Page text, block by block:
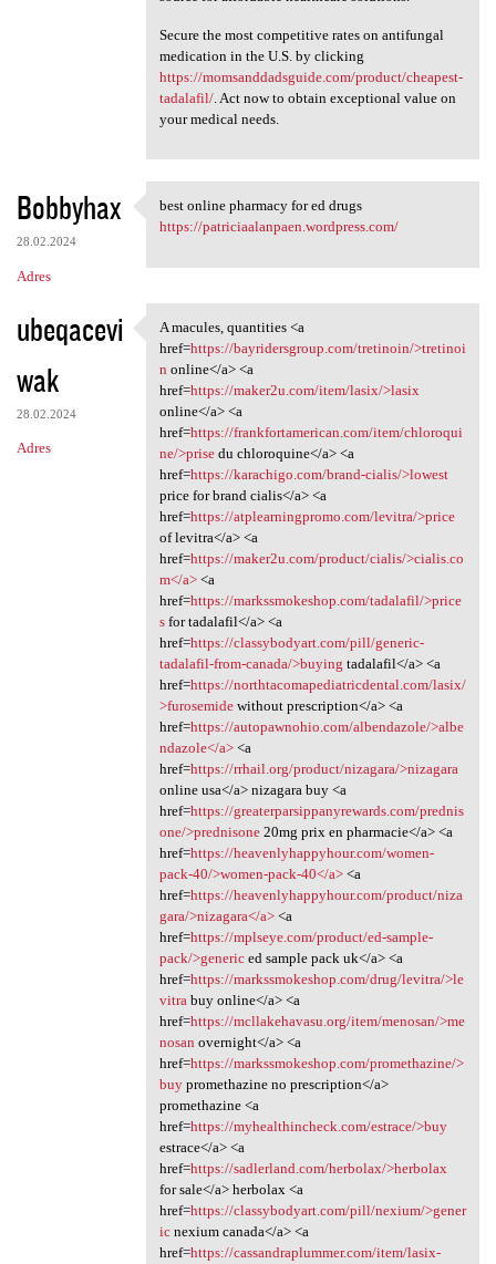
Secure the most competitive rates on antifungal
medication in the U.S. by clicking
https://momsanddadsguide.com/product/cheapest-
tadalafil/. Act now to obtain exceptional value on
your medical needs.
Bobbyhax
28.02.2024
Adres
best online pharmacy for ed
best online pharmacy for ed drugs
https://patriciaalanpaen.wordpress.com/
ubeqacevi
wak
28.02.2024
Adres
A macules, quantities <a href
A macules, quantities <a
href=https://bayridersgroup.com/tretinoin/>tretinoi
n online</a> <a
href=https://maker2u.com/item/lasix/>lasix
online</a> <a
href=https://frankfortamerican.com/item/chloroqui
ne/>prisedu chloroquine</a> <a
href=https://karachigo.com/brand-cialis/>lowest
price for brand cialis</a> <a
href=https://atplearningpromo.com/levitra/>price
of levitra</a> <a
href=https://maker2u.com/product/cialis/>cialis.co
m</a><a
href=https://markssmokeshop.com/tadalafil/>price
sfor tadalafil</a> <a
href=https://classybodyart.com/pill/generic-
tadalafil-from-canada/>buying tadalafil</a> <a
href=https://northtacomapediatricdental.com/lasix/
>furosemidewithout prescription</a> <a
href=https://autopawnohio.com/albendazole/>albe
ndazole</a><a
href=https://rrhail.org/product/nizagara/>nizagara
online usa</a> nizagara buy <a
href=https://greaterparsippanyrewards.com/prednis
one/>prednisone20mg prix en pharmacie</a> <a
href=https://heavenlyhappyhour.com/women-
pack-40/>women-pack-40</a><a
href=https://heavenlyhappyhour.com/product/niza
gara/>nizagara</a><a
href=https://mplseye.com/product/ed-sample-
pack/>genericed sample pack uk</a> <a
href=https://markssmokeshop.com/drug/levitra/>le
vitrabuy online</a> <a
href=https://mcllakehavasu.org/item/menosan/>me
nosan overnight</a> <a
href=https://markssmokeshop.com/promethazine/>
buypromethazine no prescription</a>
promethazine <a
href=https://myhealthincheck.com/estrace/>buy
estrace</a> <a
href=https://sadlerland.com/herbolax/>herbolax
for sale</a> herbolax <a
href=https://classybodyart.com/pill/nexium/>gener
icnexium canada</a> <a
href=https://cassandraplummer.com/item/lasix-